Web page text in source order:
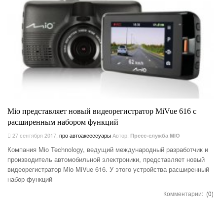
Mio представляет новый видеорегистратор MiVue 616 с
расширенным набором функций
27 сентября 2017, про автоаксессуарыАвтор: Пресс-служба MIO
Компания Mio Technology, ведущий международный разработчик и
производитель автомобильной электроники, представляет новый
видеорегистратор Mio MiVue 616. У этого устройства расширенный
набор функций
Комментарии: (0)